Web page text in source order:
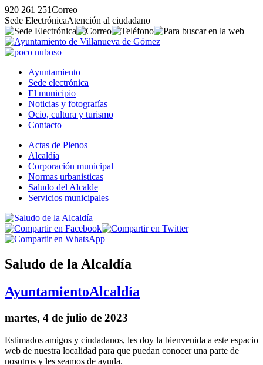
920 261 251Correo
Sede ElectrónicaAtención al ciudadano
Ayuntamiento
Sede electrónica
El municipio
Noticias y fotografías
Ocio, cultura y turismo
Contacto
Actas de Plenos
Alcaldía
Corporación municipal
Normas urbanisticas
Saludo del Alcalde
Servicios municipales
Saludo de la Alcaldía
AyuntamientoAlcaldía
martes, 4 de julio de 2023
Estimados amigos y ciudadanos, les doy la bienvenida a este espacio
web de nuestra localidad para que puedan conocer una parte de
nosotros y les seamos de ayuda.